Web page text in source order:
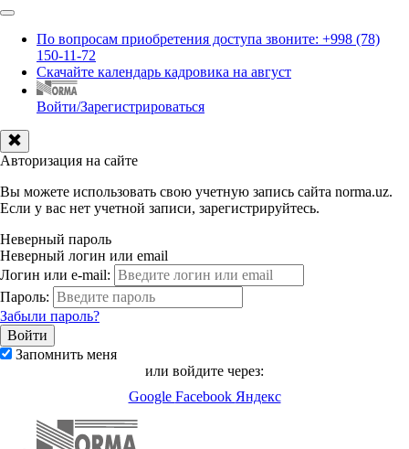
По вопросам приобретения доступа звоните: +998 (78)
150-11-72
Скачайте календарь кадровика на август
Войти/Зарегистрироваться
Авторизация на сайте
Вы можете использовать свою учетную запись сайта norma.uz.
Если у вас нет учетной записи, зарегистрируйтесь.
Неверный пароль
Неверный логин или email
Логин или e-mail:
Пароль:
Забыли пароль?
Запомнить меня
или войдите через:
Google Facebook Яндекс